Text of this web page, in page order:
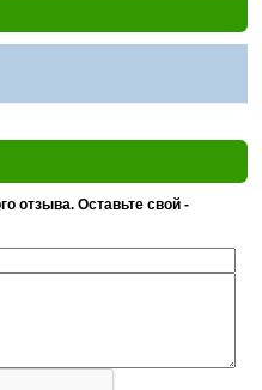
отзыва. Оставьте свой -